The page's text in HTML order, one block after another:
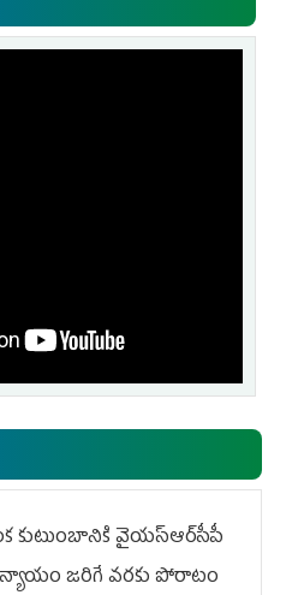
కుటుంబానికి వైయ‌స్ఆర్‌సీపీ
జరిగే వరకు పోరాటం